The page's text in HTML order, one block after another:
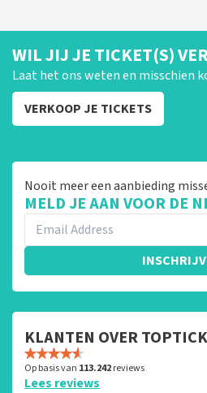
WIL JIJ JE TICKET(S)
Laat het ons weten en misschien
VERKOOP JE TICKETS
Nooit meer een aanbieding
MELD JE AAN VOOR DE
KLANTEN OVER
Op basis van 113.242reviews
Lees reviews